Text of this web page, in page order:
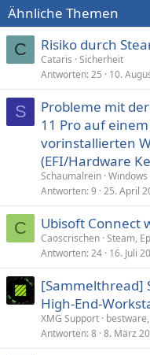
Ähnliche Themen
C Risiko durch
Cataris Sicherheit
Antworten 25 10.
S
Probleme mit
11 Pro auf
vorinstallierten
(EFI/Hardware
Schaumalrein Windows
Antworten 9 25. April
C Ubisoft Connect
Caoscrischen Steam,
Antworten 24 16. Juli
[Sammelthread]
High-End-
XMG Support
Antworten 8 8. März